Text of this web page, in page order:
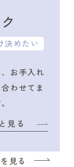
決めたい
お手入れ
わせて ま
見る
見る